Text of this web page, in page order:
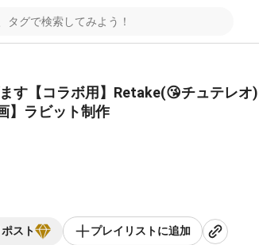
す【コラボ用】Retake(😘チュテレオ
】ラビット制作
ポスト プレイリストに追加